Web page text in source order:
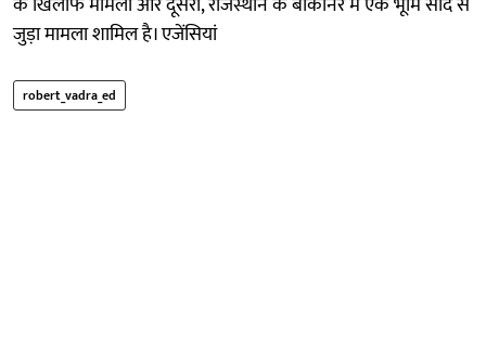
जुड़ा मामला शामिल है। एजेंसियां
robert_vadra_ed